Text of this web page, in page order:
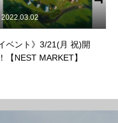
イベント》3/21(月 祝)開
【NEST MARKET】
2022.03.02